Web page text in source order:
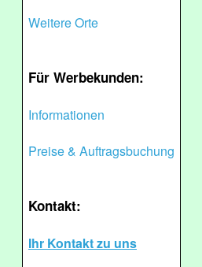
Weitere Orte
Für Werbekunden:
Informationen
Preise & Auftragsbuchung
Kontakt:
Ihr Kontakt zu uns